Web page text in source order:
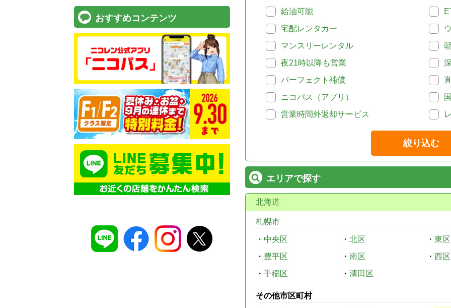
給油可能
宅配レンタカー
マンスリーレンタル
夜21時以降も営業
パーフェクト補償
ニコパス（アプリ）
営業時間外返却サービス
絞り込む
エリアで探す
北海道
札幌市
・ 中央区 ・ 北区 ・ 東区
・ 豊平区 ・ 南区 ・ 西区
・ 手稲区 ・ 清田区
その他市区町村
おすすめコンテンツ